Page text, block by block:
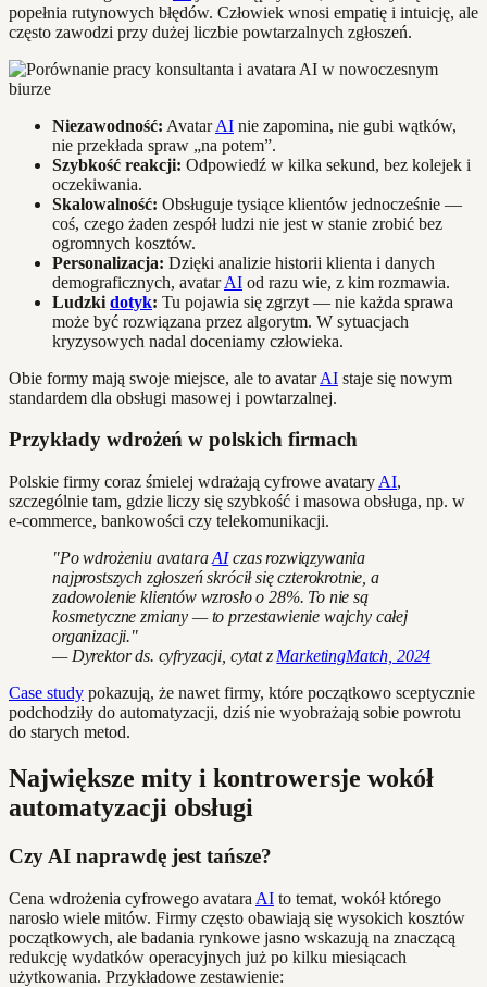
popełnia rutynowych błędów. Człowiek wnosi empatię i intuicję, ale
często zawodzi przy dużej liczbie powtarzalnych zgłoszeń.
Niezawodność: AvatarAI nie zapomina, nie gubi wątków,
nie przekłada spraw „na potem”.
Szybkość reakcji: Odpowiedź w kilka sekund, bez kolejek i
oczekiwania.
Skalowalność: Obsługuje tysiące klientów jednocześnie —
coś, czego żaden zespół ludzi nie jest w stanie zrobić bez
ogromnych kosztów.
Personalizacja: Dzięki analizie historii klienta i danych
demograficznych, avatarAI od razu wie, z kim rozmawia.
Ludzki dotyk: Tu pojawia się zgrzyt — nie każda sprawa
może być rozwiązana przez algorytm. W sytuacjach
kryzysowych nadal doceniamy człowieka.
Obie formy mają swoje miejsce, ale to avatarAI staje się nowym
standardem dla obsługi masowej i powtarzalnej.
Przykłady wdrożeń w polskich firmach
Polskie firmy coraz śmielej wdrażają cyfrowe avatary AI,
szczególnie tam, gdzie liczy się szybkość i masowa obsługa, np. w
e-commerce, bankowości czy telekomunikacji.
"Po wdrożeniu avataraAIczas rozwiązywania
najprostszych zgłoszeń skrócił się czterokrotnie, a
zadowolenie klientów wzrosło o 28%. To nie są
kosmetyczne zmiany — to przestawienie wajchy całej
organizacji."
— Dyrektor ds. cyfryzacji, cytat z MarketingMatch, 2024
Case study pokazują, że nawet firmy, które początkowo sceptycznie
podchodziły do automatyzacji, dziś nie wyobrażają sobie powrotu
do starych metod.
Największe mity i kontrowersje wokół
automatyzacji obsługi
Czy AI naprawdę jest tańsze?
Cena wdrożenia cyfrowego avatara AI to temat, wokół którego
narosło wiele mitów. Firmy często obawiają się wysokich kosztów
początkowych, ale badania rynkowe jasno wskazują na znaczącą
redukcję wydatków operacyjnych już po kilku miesiącach
użytkowania. Przykładowe zestawienie: